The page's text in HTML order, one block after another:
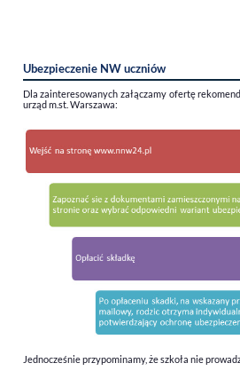
Ubezpieczenie NW uczniów
Dla zainteresowanych załączamy ofertę
urząd m.st. Warszawa:
Jednocześnie przypominamy, że szkoła nie